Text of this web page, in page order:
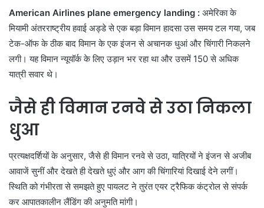
American Airlines plane emergency landing : अमेरिका के
मियामी अंतरराष्ट्रीय हवाई अड्डे से एक बड़ा विमान हादसा उस समय टल गया, जब
टेक-ऑफ के ठीक बाद विमान के एक इंजन से अचानक धुआं और चिंगारी निकलने
लगी। यह विमान न्यूयॉर्क के लिए उड़ान भर रहा था और उसमें 150 से अधिक
यात्री सवार थे।
जैसे ही विमान रनवे से उठा निकला
धुआ
प्रत्यक्षदर्शियों के अनुसार, जैसे ही विमान रनवे से उठा, यात्रियों ने इंजन से अजीब
आवाजें सुनीं और देखते ही देखते धुएं और आग की चिंगारियां दिखाई देने लगीं।
स्थिति को गंभीरता से समझते हुए पायलट ने तुरंत एयर ट्रैफिक कंट्रोल से संपर्क
कर आपातकालीन लैंडिंग की अनुमति मांगी।